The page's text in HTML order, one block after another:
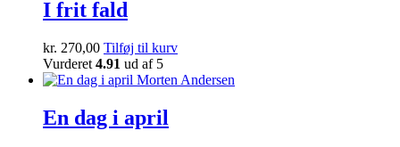
I frit fald
kr. 270,00 Tilføj til kurv
Vurderet 4.91 ud af 5
En dag i april